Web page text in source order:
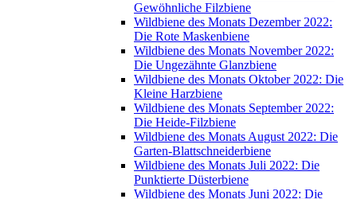
Gewöhnliche Filzbiene
Wildbiene des Monats Dezember 2022:
Die Rote Maskenbiene
Wildbiene des Monats November 2022:
Die Ungezähnte Glanzbiene
Wildbiene des Monats Oktober 2022: Die
Kleine Harzbiene
Wildbiene des Monats September 2022:
Die Heide-Filzbiene
Wildbiene des Monats August 2022: Die
Garten-Blattschneiderbiene
Wildbiene des Monats Juli 2022: Die
Punktierte Düsterbiene
Wildbiene des Monats Juni 2022: Die